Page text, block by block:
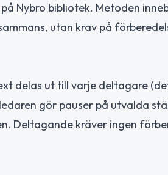
Nybro bibliotek. Metoden
utan krav på
delas ut till varje deltagare
gör pauser på utvalda
Deltagande kräver ingen